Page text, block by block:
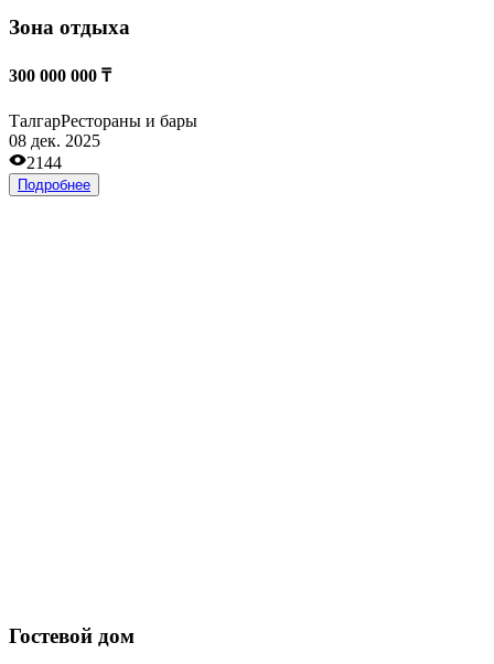
Гостевой дом
180 000 000 ₸
ТалгарРазвлечения и отдых
25 нояб. 2025
1627
Подробнее